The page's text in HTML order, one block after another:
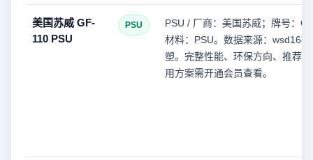
美国苏威 GF-
110 PSU
PSU
PSU / 厂商：美国苏威；牌号：
材料：PSU。数据来源：wsd168(
塑。完整性能、环保方向、推荐
用方案需开通会员查看。